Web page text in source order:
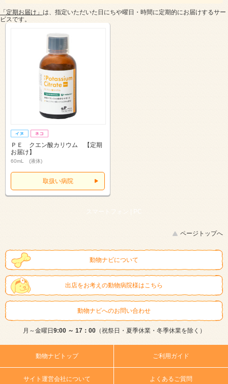
「定期お届け」 は、指定いただいた日にちや曜日・時間に定期的にお届けするサー
ビスです。
ＰＥ クエン酸カリウム 【定期
お届け】
60mL (液体)
取扱い病院
スマートフォン | PC
ページトップへ
動物ナビについて
出店をお考えの動物病院様はこちら
動物ナビへのお問い合わせ
月～金曜日 9:00 ～ 17：00（祝祭日・夏季休業・冬季休業を除く）
動物ナビトップ ご利用ガイド
サイト運営会社について よくあるご質問